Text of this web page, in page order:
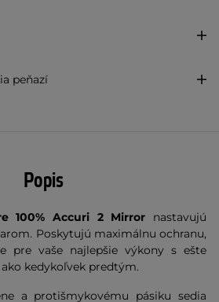
peňazí
Popis
100% Accuri 2 Mirror nastavujú
Poskytujú maximálnu ochranu,
pre vaše najlepšie výkony s ešte
kedykoľvek predtým.
a protišmykovému pásiku sedia